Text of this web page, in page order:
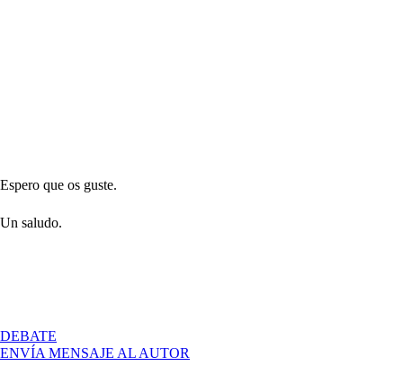
Espero que os guste.
Un saludo.
DEBATE
ENVÍA MENSAJE AL AUTOR